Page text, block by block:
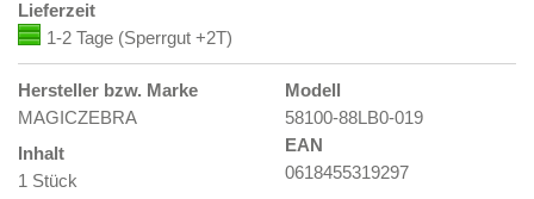
Lieferzeit
1-2 Tage (Sperrgut +2T)
Hersteller bzw. Marke
MAGICZEBRA
Inhalt
1 Stück
Modell
58100-88LB0-019
EAN
0618455319297